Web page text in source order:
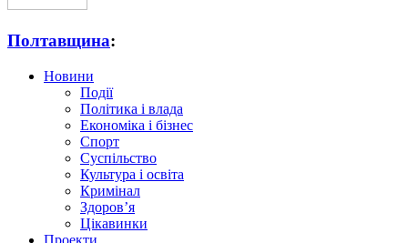
Полтавщина:
Новини
Події
Політика і влада
Економіка і бізнес
Спорт
Суспільство
Культура і освіта
Кримінал
Здоров’я
Цікавинки
Проекти